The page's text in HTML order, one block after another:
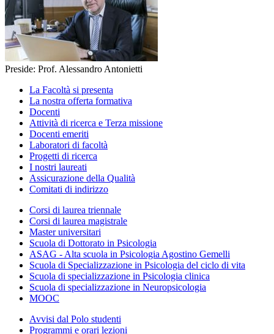
Preside: Prof. Alessandro Antonietti
La Facoltà si presenta
La nostra offerta formativa
Docenti
Attività di ricerca e Terza missione
Docenti emeriti
Laboratori di facoltà
Progetti di ricerca
I nostri laureati
Assicurazione della Qualità
Comitati di indirizzo
Corsi di laurea triennale
Corsi di laurea magistrale
Master universitari
Scuola di Dottorato in Psicologia
ASAG - Alta scuola in Psicologia Agostino Gemelli
Scuola di Specializzazione in Psicologia del ciclo di vita
Scuola di specializzazione in Psicologia clinica
Scuola di specializzazione in Neuropsicologia
MOOC
Avvisi dal Polo studenti
Programmi e orari lezioni